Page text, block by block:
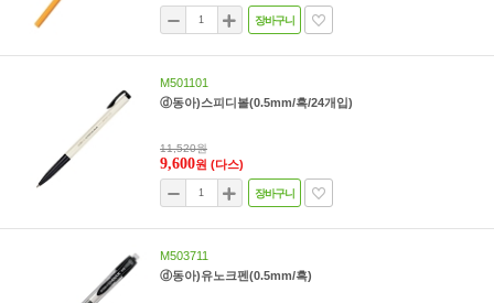
장바구니
M501101
ⓓ동아)스피디볼(0.5mm/흑/24개입)
11,520원
9,600원 (다스)
장바구니
M503711
ⓓ동아)유노크펜(0.5mm/흑)